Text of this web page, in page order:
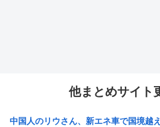
他まとめサイト
中国人のリウさん、新エネ車で国境越